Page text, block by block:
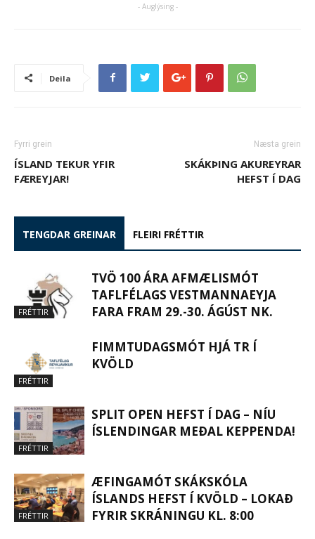
- Auglýsing -
Deila
Fyrri grein
ÍSLAND TEKUR YFIR
FÆREYJAR!
Næsta grein
SKÁKÞING AKUREYRAR
HEFST Í DAG
TENGDAR GREINAR FLEIRI FRÉTTIR
FRÉTTIR
TVÖ 100 ÁRA AFMÆLISMÓT
TAFLFÉLAGS VESTMANNAEYJA
FARA FRAM 29.-30. ÁGÚST NK.
FRÉTTIR
FIMMTUDAGSMÓT HJÁ TR Í
KVÖLD
FRÉTTIR
SPLIT OPEN HEFST Í DAG – NÍU
ÍSLENDINGAR MEÐAL KEPPENDA!
FRÉTTIR
ÆFINGAMÓT SKÁKSKÓLA
ÍSLANDS HEFST Í KVÖLD – LOKAÐ
FYRIR SKRÁNINGU KL. 8:00